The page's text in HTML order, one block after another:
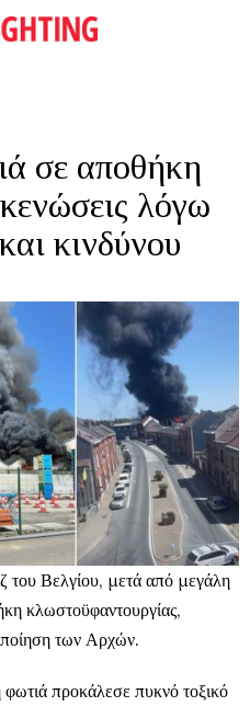
σε αποθήκη
λόγω
κινδύνου
του Βελγίου, μετά από μεγάλη
κλωστοϋφαντουργίας,
των Αρχών.
προκάλεσε πυκνό τοξικό